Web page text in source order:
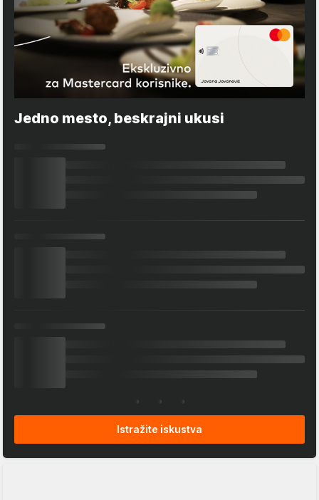
Jedno mesto, beskrajni ukusi
Istražite iskustva